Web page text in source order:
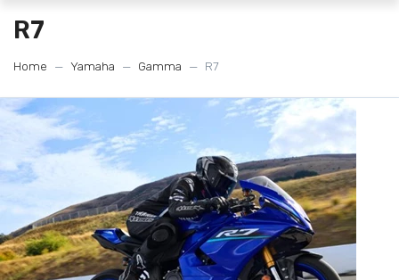
R7
Home Yamaha Gamma R7